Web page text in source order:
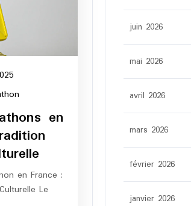
novembre
marathon
en
en France :
Le
juin 2026
mai 2026
avril 2026
mars 2026
février 2026
janvier 2026